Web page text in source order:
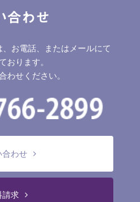
合わせ
お電話、またはメールにて
おります。
わせください。
合わせ
請求